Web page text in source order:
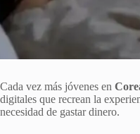
Cada vez más jóvenes en
digitales que recrean la
necesidad de gastar dinero.